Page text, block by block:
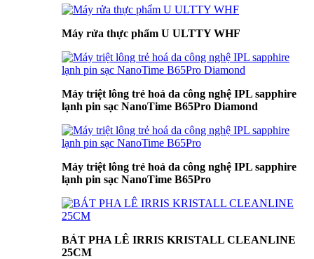
Máy rửa thực phẩm U ULTTY WHF
Máy triệt lông trẻ hoá da công nghệ IPL sapphire
lạnh pin sạc NanoTime B65Pro Diamond
Máy triệt lông trẻ hoá da công nghệ IPL sapphire
lạnh pin sạc NanoTime B65Pro
BÁT PHA LÊ IRRIS KRISTALL CLEANLINE
25CM